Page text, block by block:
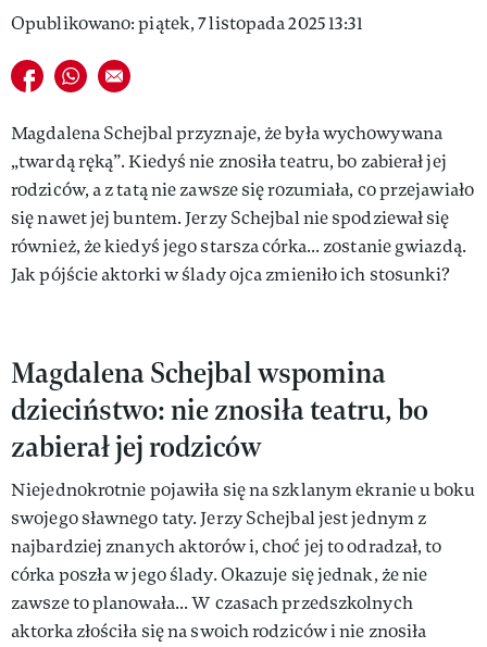
Opublikowano: piątek, 7 listopada 2025 13:31
Udostępnij na facebook
Udostępnij na whatsapp
E-mail do przyjaciela
Magdalena Schejbal przyznaje, że była wychowywana
„twardą ręką”. Kiedyś nie znosiła teatru, bo zabierał jej
rodziców, a z tatą nie zawsze się rozumiała, co przejawiało
się nawet jej buntem. Jerzy Schejbal nie spodziewał się
również, że kiedyś jego starsza córka... zostanie gwiazdą.
Jak pójście aktorki w ślady ojca zmieniło ich stosunki?
Magdalena Schejbal wspomina
dzieciństwo: nie znosiła teatru, bo
zabierał jej rodziców
Niejednokrotnie pojawiła się na szklanym ekranie u boku
swojego sławnego taty. Jerzy Schejbal jest jednym z
najbardziej znanych aktorów i, choć jej to odradzał, to
córka poszła w jego ślady. Okazuje się jednak, że nie
zawsze to planowała... W czasach przedszkolnych
aktorka złościła się na swoich rodziców i nie znosiła